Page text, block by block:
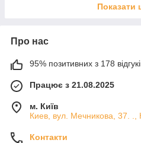
Показати
Про нас
95% позитивних з 178
Працює з 21.08.2025
м. Київ
Киев, вул. Мечникова, 37. .,
Контакти